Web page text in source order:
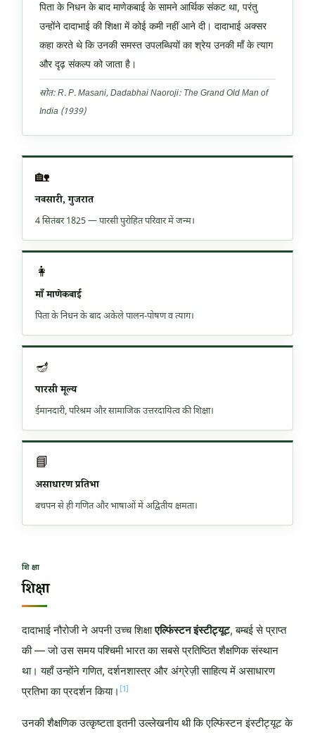
पिता के निधन के बाद माणेकबाई के सामने आर्थिक संकट था, परंतु
उन्होंने दादाभाई की शिक्षा में कोई कमी नहीं आने दी। दादाभाई अक्सर
कहा करते थे कि उनकी समस्त उपलब्धियों का श्रेय उनकी माँ के त्याग
और दृढ़ संकल्प को जाता है।
स्रोत: R. P. Masani, Dadabhai Naoroji: The Grand Old Man of
India (1939)
🏡
नवसारी, गुजरात
4 सितंबर 1825 — पारसी पुरोहित परिवार में जन्म।
👩
माँ माणेकबाई
पिता के निधन के बाद अकेले पालन-पोषण व त्याग।
🪔
पारसी मूल्य
ईमानदारी, परिश्रम और सामाजिक उत्तरदायित्व की शिक्षा।
📘
असाधारण प्रतिभा
बचपन से ही गणित और भाषाओं में अद्वितीय क्षमता।
शिक्षा
शिक्षा
दादाभाई नौरोजी ने अपनी उच्च शिक्षाएल्फिंस्टन इंस्टीट्यूट, बम्बई से प्राप्त
की — जो उस समय पश्चिमी भारत का सबसे प्रतिष्ठित शैक्षणिक संस्थान
था। यहाँ उन्होंने गणित, दर्शनशास्त्र और अंग्रेज़ी साहित्य में असाधारण
प्रतिभा का प्रदर्शन किया। [1]
उनकी शैक्षणिक उत्कृष्टता इतनी उल्लेखनीय थी कि एल्फिंस्टन इंस्टीट्यूट के